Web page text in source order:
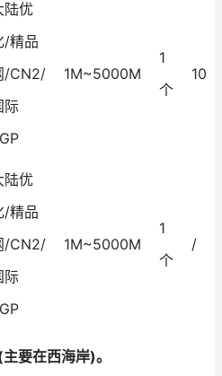
陆优
/精品
/CN2/
际
1M~5000M
1
个
陆优
/精品
/CN2/
际
1M~5000M
1
个
/
要在西海岸)。